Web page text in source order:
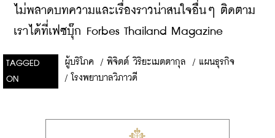
ไม่พลาดบทความและเรื่องราวน่าสนใจอื่นๆ ติดตาม
เราได้ที่เฟซบุ๊ก Forbes Thailand Magazine
TAGGED
ON
ผู้บริโภค / พิจิตต์ วิริยะเมตตากุล / แผนธุรกิจ
/ โรงพยาบาลวิภาวดี